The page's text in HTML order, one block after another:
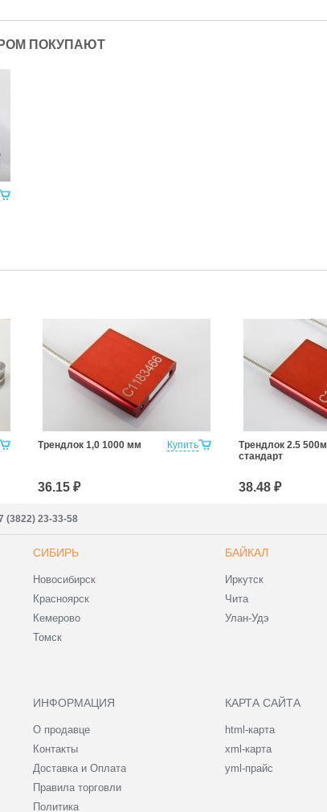
ПОКУПАЮТ
Купить
Трендлок 1,0 1000 мм
36.15 ₽
Трендлок 2.5
стандарт
38.48 ₽
(3822) 23-33-58
СИБИРЬ
Новосибирск
Красноярск
Кемерово
Томск
БАЙКАЛ
Иркутск
Чита
Улан-Удэ
ИНФОРМАЦИЯ
О продавце
Контакты
Доставка и Оплата
Правила торговли
Политика
КАРТА САЙТА
html-карта
xml-карта
yml-прайс